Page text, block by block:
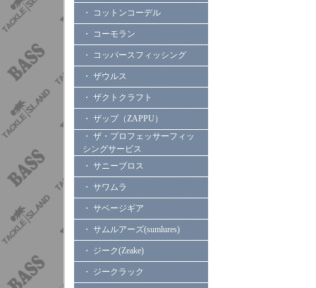
・ コットンコーデル
・ コーモラン
・ コッパースフィッシング
・ ザウルス
・ ザクトクラフト
・ ザップ（ZAPPU）
・ ザ・プロフェッサーフィッ
シングサービス
・ サニーブロス
・ サワムラ
・ サベージギア
・ サムルアーズ(sumlures)
・ ジーク(Zeake)
・ ジークラック